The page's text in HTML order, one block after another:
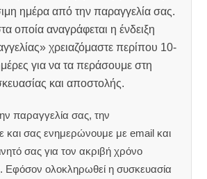
ημέρα από την παραγγελία σας.
οποία αναγράφεται η ένδειξη
χρειαζόμαστε περίπου 10-
για να τα περάσουμε στη
και αποστολής.
παραγγελία σας, την
και σας ενημερώνουμε με email και
σας για τον ακριβή χρόνο
Εφόσον ολοκληρωθεί η συσκευασία